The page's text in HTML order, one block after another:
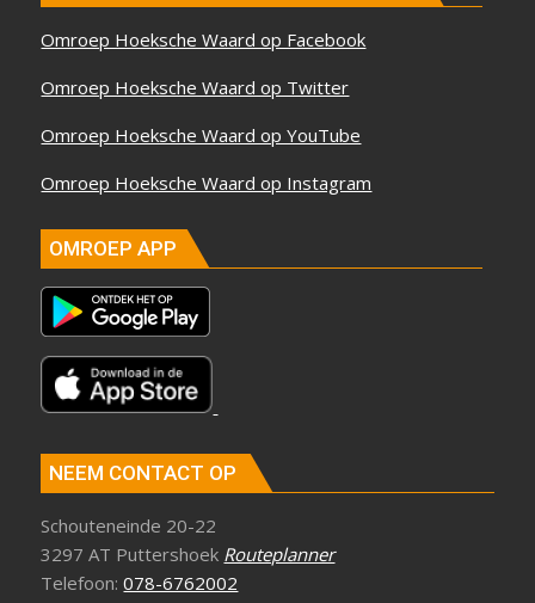
Omroep Hoeksche Waard op Facebook
Omroep Hoeksche Waard op Twitter
Omroep Hoeksche Waard op YouTube
Omroep Hoeksche Waard op Instagram
OMROEP APP
NEEM CONTACT OP
Schouteneinde 20-22
3297 AT Puttershoek Routeplanner
Telefoon:078-6762002